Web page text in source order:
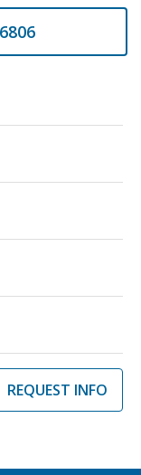
REQUEST INFO